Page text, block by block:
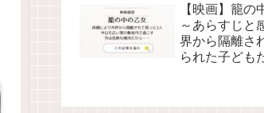
を求める
【映画】籠の
～あらすじと
界から隔離さ
られた子ども